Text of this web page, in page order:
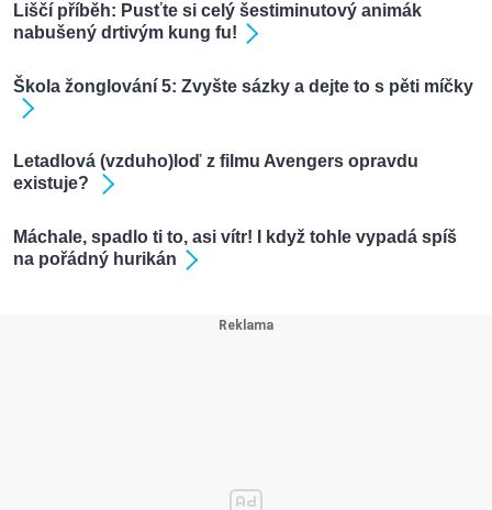
Liščí příběh: Pusťte si celý šestiminutový animák
nabušený drtivým kung fu!
Škola žonglování 5: Zvyšte sázky a dejte to s pěti míčky
Letadlová (vzduho)loď z filmu Avengers opravdu
existuje?
Máchale, spadlo ti to, asi vítr! I když tohle vypadá spíš
na pořádný hurikán